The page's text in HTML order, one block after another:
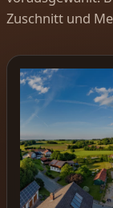
Zuschnitt und